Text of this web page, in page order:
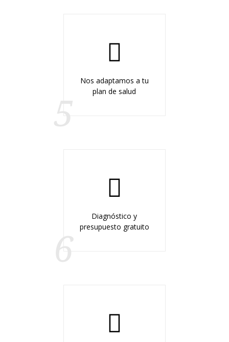
Nos adaptamos a tu
plan de salud
5
Diagnóstico y
presupuesto gratuito
6